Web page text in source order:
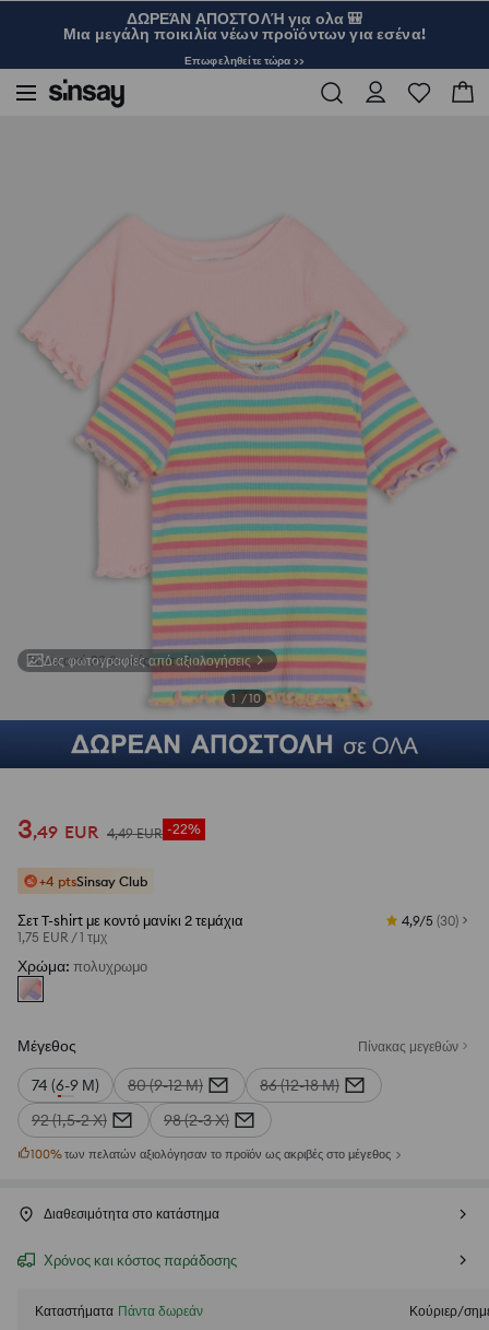
ΔΩΡΕΆΝ ΑΠΟΣΤΟΛΉ για ολα 🎒
Μια μεγάλη ποικιλία νέων προϊόντων για εσένα!
Επωφεληθείτε τώρα >>
Δες φωτογραφίες από αξιολογήσεις
1 /10
3,49 EUR 4,49 EUR -22%
+4 ptsSinsay Club
Σετ T-shirt με κοντό μανίκι 2 τεμάχια
1,75 EUR /1 τμχ
4,9/5 (30)
Χρώμα: πολυχρωμο
Μέγεθος Πίνακας μεγεθών
74 (6-9 Μ) 80 (9-12 Μ)
86 (12-18 Μ)
92 (1,5-2 Χ)
98 (2-3 Χ)
100%των πελατών αξιολόγησαν το προϊόν ως ακριβές στο μέγεθος
Διαθεσιμότητα στο κατάστημα
Χρόνος και κόστος παράδοσης
Καταστήματα Πάντα δωρεάν
Κούριερ/